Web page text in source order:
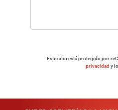
Este sitio está protegido por
privacidad y